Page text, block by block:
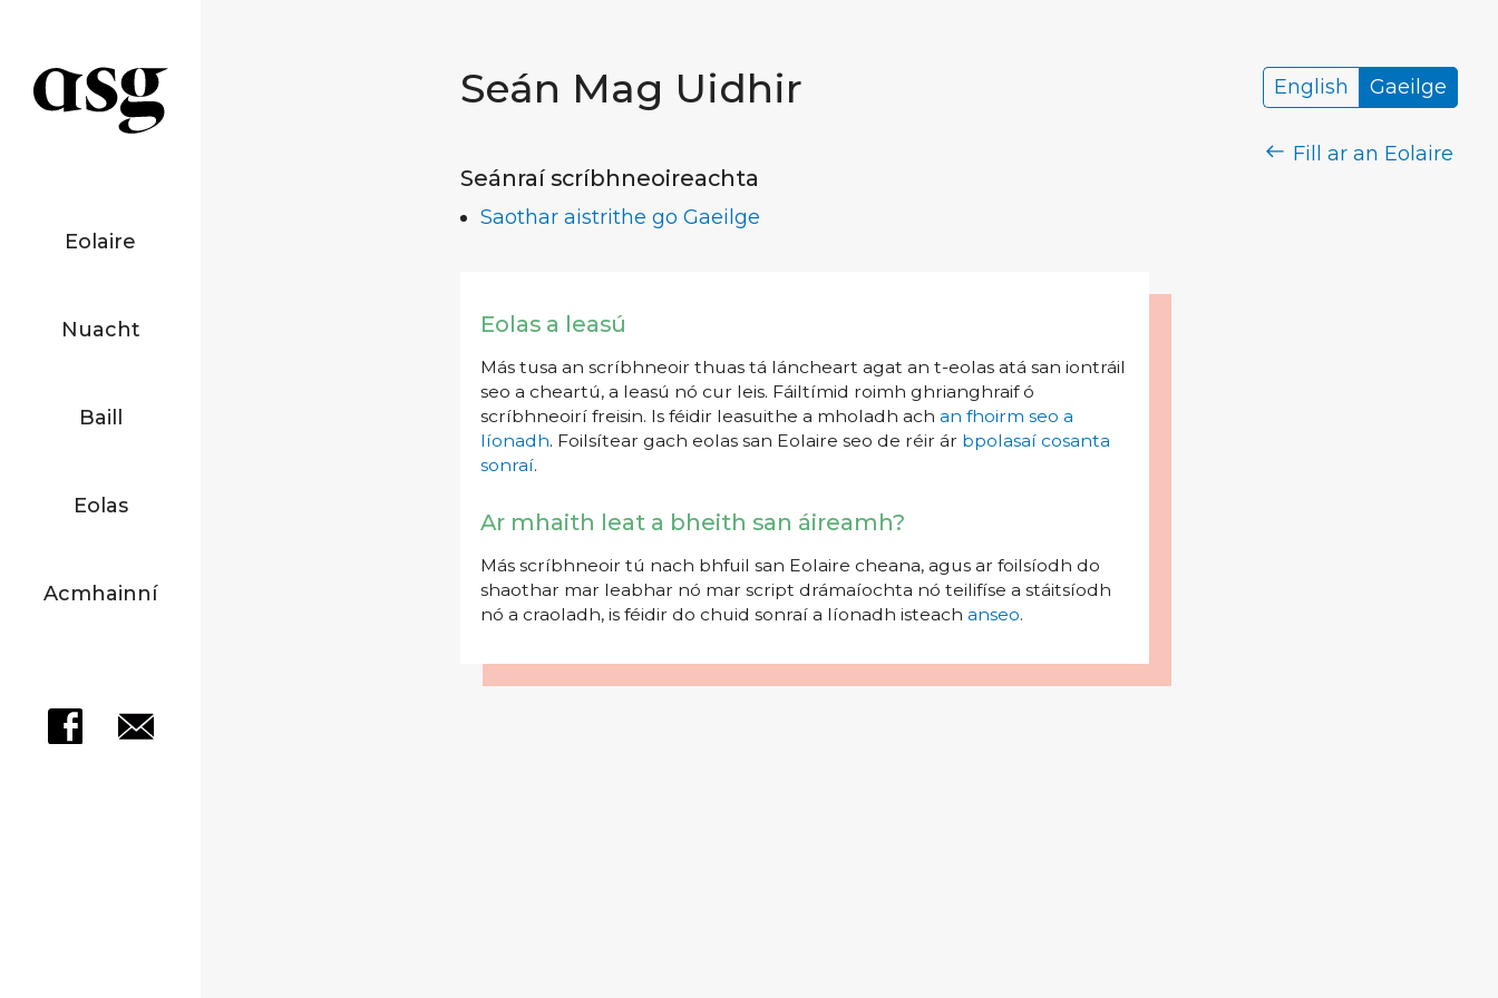
Eolaire
Nuacht
Baill
Eolas
Acmhainní
Seán Mag Uidhir English Gaeilge
Fill ar an Eolaire
Seánraí scríbhneoireachta
Saothar aistrithe go Gaeilge
Eolas a leasú
Más tusa an scríbhneoir thuas tá láncheart agat an t-eolas atá san iontráil
seo a cheartú, a leasú nó cur leis. Fáiltímid roimh ghrianghraif ó
scríbhneoirí freisin. Is féidir leasuithe a mholadh ach an fhoirm seo a
líonadh. Foilsítear gach eolas san Eolaire seo de réir ár bpolasaí cosanta
sonraí.
Ar mhaith leat a bheith san áireamh?
Más scríbhneoir tú nach bhfuil san Eolaire cheana, agus ar foilsíodh do
shaothar mar leabhar nó mar script drámaíochta nó teilifíse a stáitsíodh
nó a craoladh, is féidir do chuid sonraí a líonadh isteach anseo.